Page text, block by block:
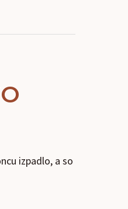
izpadlo, a so